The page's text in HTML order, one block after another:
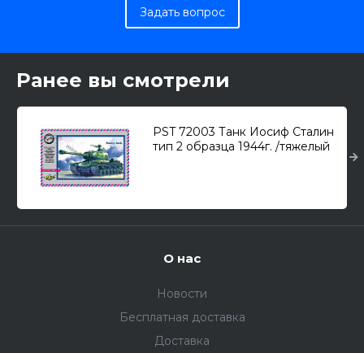
Задать вопрос
Ранее вы смотрели
PST 72003 Танк Иосиф Сталин
тип 2 образца 1944г. /тяжелый
О нас
Новости
Бесплатная доставка
Доставка